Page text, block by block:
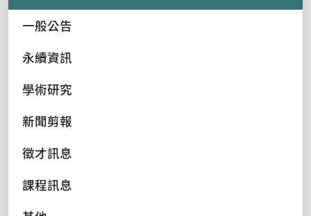
一般公告
永續資訊
學術研究
新聞剪報
徵才訊息
課程訊息